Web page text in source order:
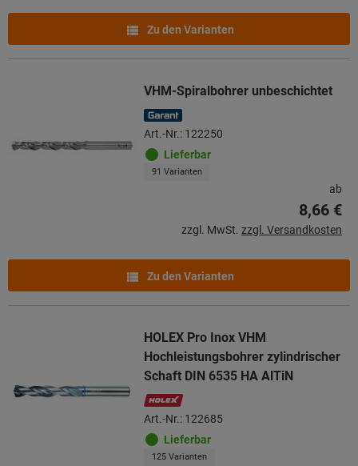
Zu den Varianten
VHM-Spiralbohrer unbeschichtet
Art.-Nr.: 122250
Lieferbar
91 Varianten
ab
8,66 €
zzgl. MwSt. zzgl. Versandkosten
Zu den Varianten
HOLEX Pro Inox VHM
Hochleistungsbohrer zylindrischer
Schaft DIN 6535 HA AlTiN
Art.-Nr.: 122685
Lieferbar
125 Varianten